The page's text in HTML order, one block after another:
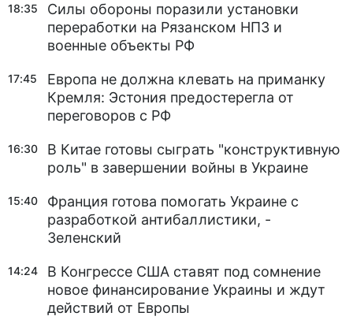
18:35
Силы обороны поразили установки
переработки на Рязанском НПЗ и
военные объекты РФ
17:45
Европа не должна клевать на приманку
Кремля: Эстония предостерегла от
переговоров с РФ
16:30
В Китае готовы сыграть "конструктивную
роль" в завершении войны в Украине
15:40
Франция готова помогать Украине с
разработкой антибаллистики, -
Зеленский
14:24
В Конгрессе США ставят под сомнение
новое финансирование Украины и ждут
действий от Европы